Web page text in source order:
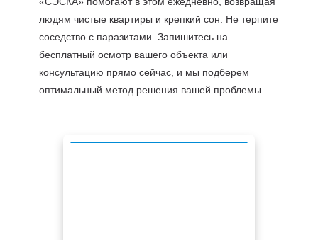
людям чистые квартиры и крепкий сон. Не терпите
соседство с паразитами. Запишитесь на
бесплатный осмотр вашего объекта или
консультацию прямо сейчас, и мы подберем
оптимальный метод решения вашей проблемы.